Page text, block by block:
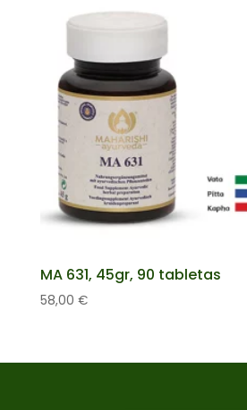
MA 631, 45gr, 90 tabletas
58,00 €